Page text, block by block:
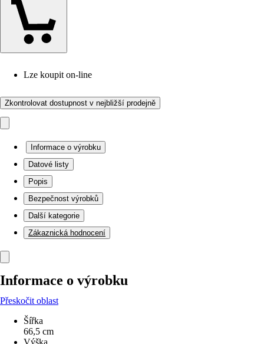
Lze koupit on-line
Zkontrolovat dostupnost v nejbližší prodejně
Informace o výrobku
Datové listy
Popis
Bezpečnost výrobků
Další kategorie
Zákaznická hodnocení
Informace o výrobku
Přeskočit oblast
Šířka
66,5 cm
Výška